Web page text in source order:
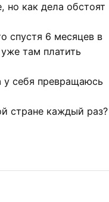
но как дела обстоят
спустя 6 месяцев в
там платить
у себя превращаюсь
стране каждый раз?